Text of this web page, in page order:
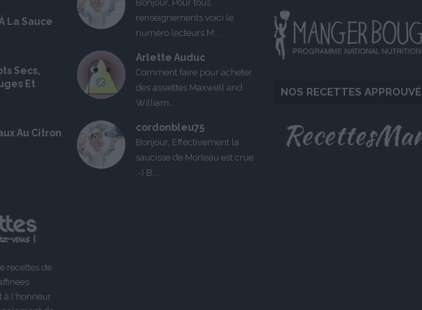
La Sauce
Secs,
Et
Au Citron
recettes de
à l'honneur
Bonjour, Pour tous
renseignements voici le
numéro lecteurs M...
Arlette Auduc
Comment faire pour acheter
des assiettes Maxwell and
William...
cordonbleu75
Bonjour, Effectivement la
saucisse de Morteau est crue
:-) B...
NOS RECETTES